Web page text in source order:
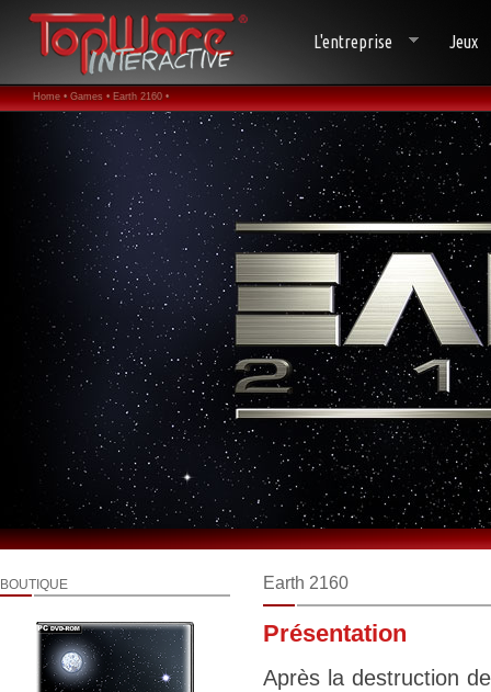
L'entreprise Jeux
Home • Games • Earth 2160 •
BOUTIQUE Earth 2160
Présentation
Après la destruction